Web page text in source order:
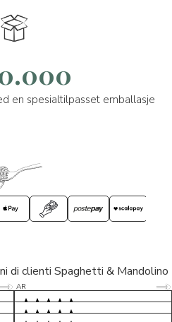
en spesialtilpasset emballasje
di clienti Spaghetti & Mandolino
AR 5/5
D* 5/5
S* 5/5